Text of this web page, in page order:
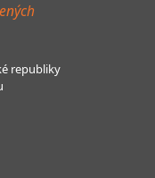
republiky